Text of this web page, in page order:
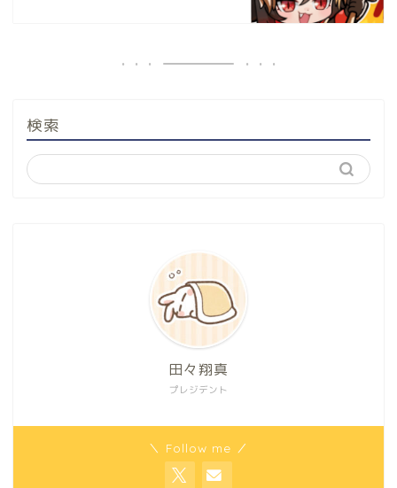
検索
プレジデント
田々翔真
＼ Follow me ／